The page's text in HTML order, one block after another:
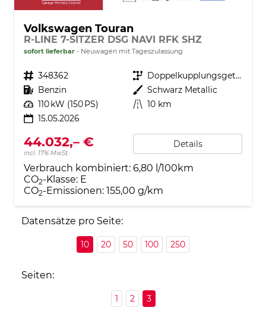
Volkswagen Touran
R-LINE 7-SITZER DSG NAVI RFK SHZ
sofort lieferbar Neuwagen mit Tageszulassung
Fahrzeugnr. 348362 Getriebe
Doppelkupplungsgetriebe (DSG)
Kraftstoff Benzin Außenfarbe Schwarz Metallic
Leistung 110 kW (150 PS) Kilometerstand 10 km
15.05.2026
44.032,– €
incl. 17% MwSt.
Details
Verbrauch kombiniert: 6,80 l/100km
CO2-Klasse: E
CO2-Emissionen: 155,00 g/km
Datensätze pro Seite:
10 20 50 100 250
Seiten:
1 2 3